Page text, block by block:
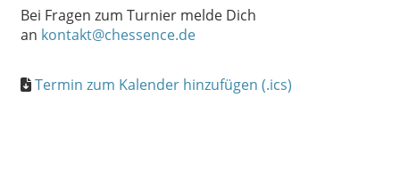
Bei Fragen zum Turnier melde Dich
an kontakt@chessence.de
Termin zum Kalender hinzufügen (.ics)